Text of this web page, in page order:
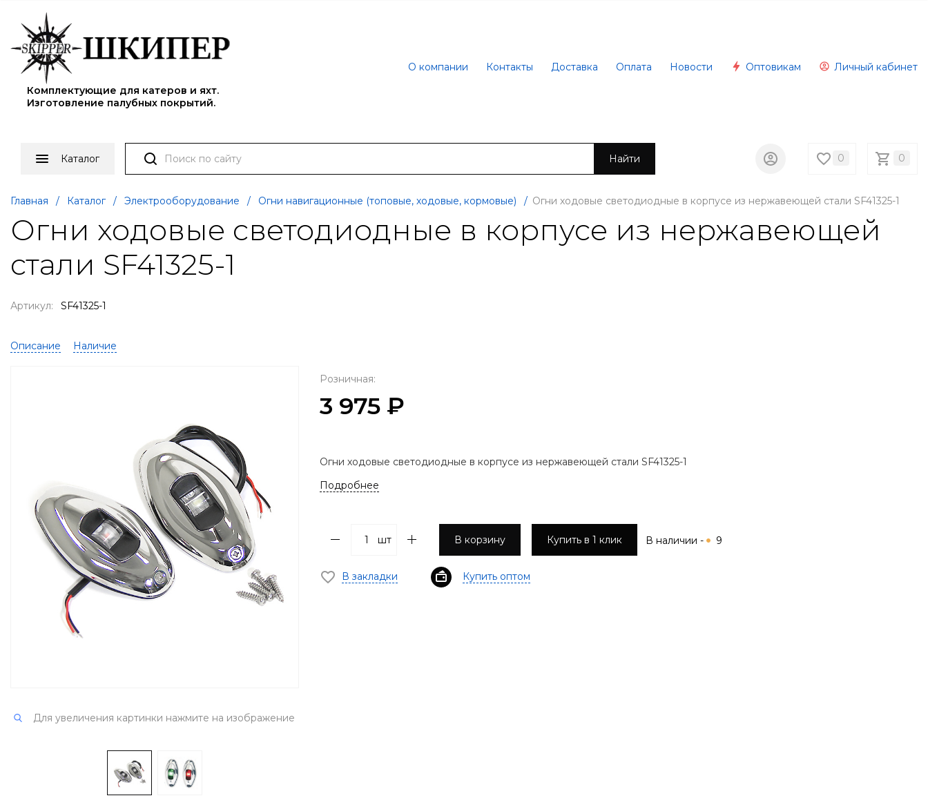
Комплектующие для катеров и яхт.
Изготовление палубных покрытий.
О компании Контакты Доставка Оплата Новости Оптовикам Личный кабинет
Каталог 0 0
Найти
Главная / Каталог / Электрооборудование / Огни навигационные (топовые, ходовые, кормовые) / Огни ходовые светодиодные в корпусе из нержавеющей стали SF41325-1
Огни ходовые светодиодные в корпусе из нержавеющей
стали SF41325-1
Артикул: SF41325-1
Описание Наличие
Для увеличения картинки нажмите на изображение
Розничная:
3 975 ₽
Огни ходовые светодиодные в корпусе из нержавеющей стали SF41325-1
Подробнее
шт В корзину Купить в 1 клик В наличии - 9
В закладки Купить оптом